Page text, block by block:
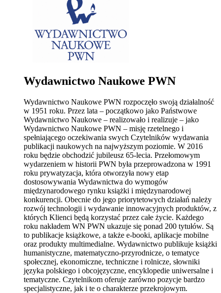
Wydawnictwo Naukowe PWN
Wydawnictwo Naukowe PWN rozpoczęło swoją działalność
w 1951 roku. Przez lata – początkowo jako Państwowe
Wydawnictwo Naukowe – realizowało i realizuje – jako
Wydawnictwo Naukowe PWN – misję rzetelnego i
spełniającego oczekiwania swych Czytelników wydawania
publikacji naukowych na najwyższym poziomie. W 2016
roku będzie obchodzić jubileusz 65-lecia. Przełomowym
wydarzeniem w historii PWN była przeprowadzona w 1991
roku prywatyzacja, która otworzyła nowy etap
dostosowywania Wydawnictwa do wymogów
międzynarodowego rynku książki i międzynarodowej
konkurencji. Obecnie do jego priorytetowych działań należy
rozwój technologii i wydawanie innowacyjnych produktów, z
których Klienci będą korzystać przez całe życie. Każdego
roku nakładem WN PWN ukazuje się ponad 200 tytułów. Są
to publikacje książkowe, a także e-booki, aplikacje mobilne
oraz produkty multimedialne. Wydawnictwo publikuje książki
humanistyczne, matematyczno-przyrodnicze, o tematyce
społecznej, ekonomiczne, techniczne i rolnicze, słowniki
języka polskiego i obcojęzyczne, encyklopedie uniwersalne i
tematyczne. Czytelnikom oferuje zarówno pozycje bardzo
specjalistyczne, jak i te o charakterze przekrojowym.